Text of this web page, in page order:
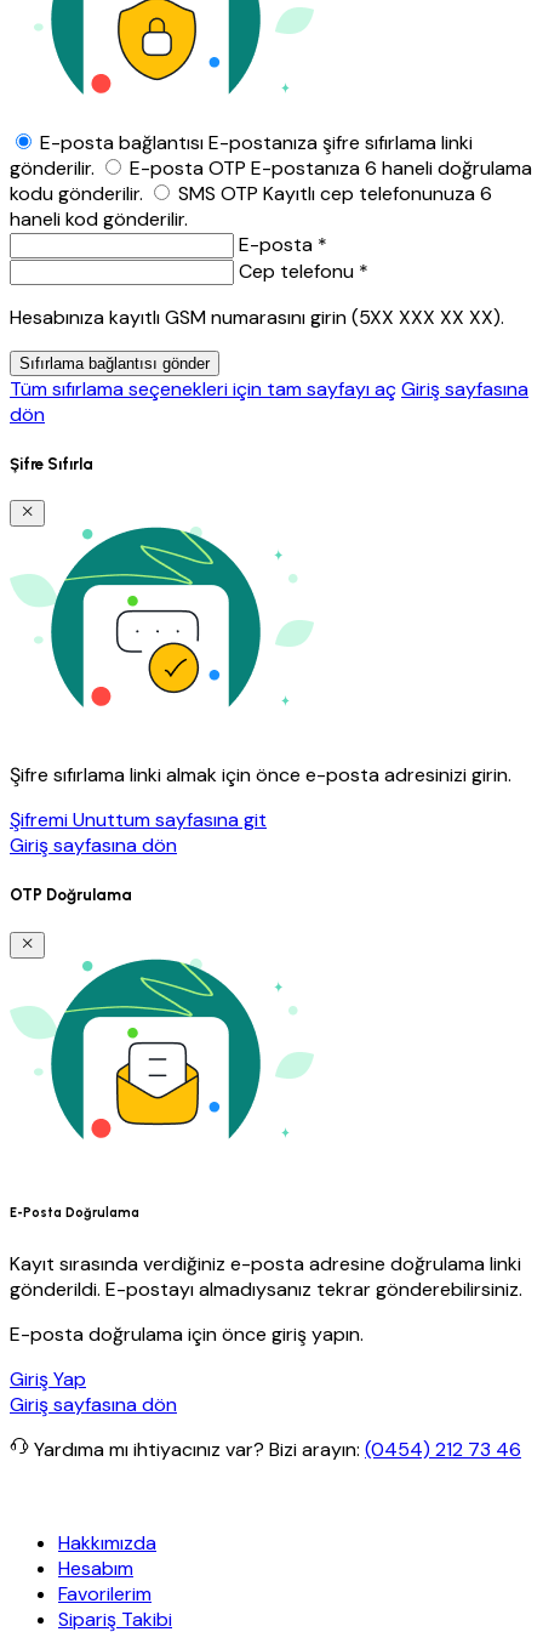
E-posta bağlantısıE-postanıza şifre sıfırlama linki
gönderilir.
E-posta OTP E-postanıza 6 haneli doğrulama
kodu gönderilir.
SMS OTP Kayıtlı cep telefonunuza 6
haneli kod gönderilir.
E-posta *
Cep telefonu *
Hesabınıza kayıtlı GSM numarasını girin (5XX XXX XX XX).
Sıfırlama bağlantısı gönder
Tüm sıfırlama seçenekleri için tam sayfayı açGiriş sayfasına
dön
Şifre Sıfırla
Şifre sıfırlama linki almak için önce e-posta adresinizi girin.
Şifremi Unuttum sayfasına git
Giriş sayfasına dön
OTP Doğrulama
E-Posta Doğrulama
Kayıt sırasında verdiğiniz e-posta adresine doğrulama linki
gönderildi. E-postayı almadıysanız tekrar gönderebilirsiniz.
E-posta doğrulama için önce giriş yapın.
Giriş Yap
Giriş sayfasına dön
Yardıma mı ihtiyacınız var? Bizi arayın: (0454) 212 73 46
Hakkımızda
Hesabım
Favorilerim
Sipariş Takibi